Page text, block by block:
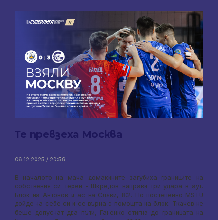
Те превзеха Москва
06.12.2025 / 20:59
В началото на мача домакините загубиха границите на
собствения си терен - Шкредов направи три удара в аут.
Блок на Антонов и ас на Слави, 8:2. Но постепенно MSTU
дойде на себе си и се върна с помощта на блок: Ткачев не
беше допуснат два пъти, Ганенко стигна до границата на